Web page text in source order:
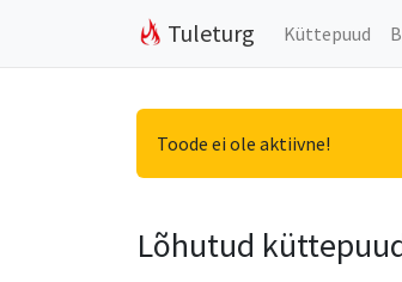
Tuleturg Küttepuud
Toode ei ole aktiivne!
Lõhutud